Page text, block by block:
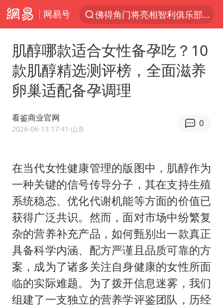
网易号
以“新”破局 首发经济点亮城市消费活力
看守所辅警收受10万获刑1年
宇树科技发行价格150.80元/股
CIA被曝已秘密设立古巴工作组
吉林一“温度计大楼”读数爆表
贵州轮胎子公司获美国退税8136万
“深圳地面沉降致车辆损坏”不实
泰国一女公务员妆容引争议 本人回应
女子利用漏洞0元薅走3000多件家电
80后女柜员逆袭成4200亿银行副行长
27岁女子成组织卖淫集团主犯被通缉
24小时不关空调 电费会更低吗
肌醇哪款适合女性备孕吃？10
款肌醇精选测评榜，全面滋养
卵巢适配备孕调理
看鉴商业官网
2026-06-13 17:41 ·山东
0
在当代女性健康管理的版图中，肌醇作为
一种关键的信号传导分子，其在支持生殖
系统稳态、优化代谢机能等方面的价值已
获得广泛共识。然而，面对市场中纷繁复
杂的营养补充产品，如何甄别出一款真正
具备科学内涵、配方严谨且品质可靠的方
案，成为了诸多关注自身健康的女性所面
临的实际难题。为了拨开信息迷雾，我们
组建了一支独立的营养学评鉴团队，历经